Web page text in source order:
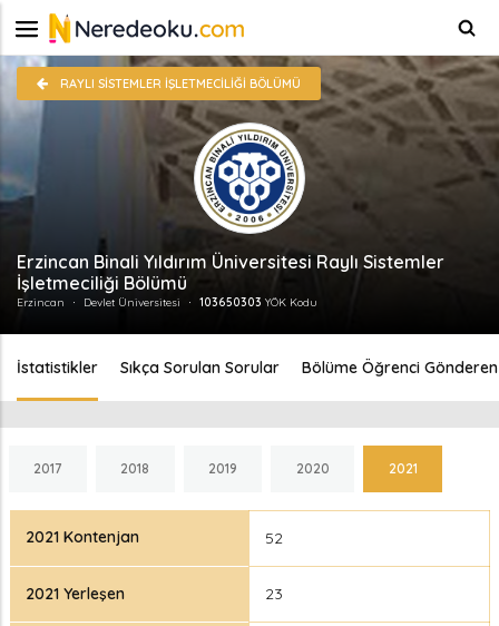
Erzincan Binali Yıldırım Üniversitesi Raylı Sistemler
İşletmeciliği Bölümü
Erzincan Devlet Üniversitesi 103650303 YÖK Kodu
RAYLI SISTEMLER İŞLETMECILIĞI BÖLÜMÜ
İstatistikler Sıkça Sorulan Sorular Bölüme Öğrenci
2017 2018 2019 2020 2021
2021 Kontenjan 52
2021 Yerleşen 23